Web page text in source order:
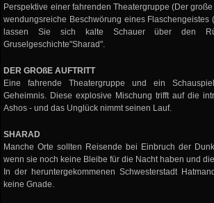
Perspektive einer fahrenden Theatergruppe (Der
wendungsreiche Beschwörung eines Flaschengeistes
lassen Sie sich kalte Schauer über den
Gruselgeschichte"Sharad".
DER GROßE AUFTRITT
Eine fahrende Theatergruppe und ein
Geheimnis. Diese explosive Mischung trifft auf die
Ashos - und das Unglück nimmt seinen Lauf.
SHARAD
Manche Orte sollten Reisende bei Einbruch der
wenn sie noch keine Bleibe für die Nacht haben und
In der heruntergekommenen Schwesterstadt
keine Gnade.